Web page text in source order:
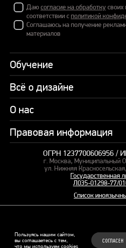
Пользуясь нашим сайтом,
вы соглашаетесь с тем,
что мы используем cookies
СОГЛАСЕН
Даюсогласие на обработкусвоих
соответствии сполитикой
Соглашаюсь на получение
материалов
Обучение
Курсы
Пакетные предложения
Профессии
Подарочные сертификаты
Корпоративное обучение
Курсы для сотрудников
Пакетные предложения
Всё о дизайне
Учебник по презентациям
Банк слайдов
Вебинары
Студия дизайна
Заказать презентацию
О нас
Об академии
СМИ о нас
Правовая информация
Карта сайта
Оферта и лицензия
Политика конфиденциальности
Рекомендательные технологии
ОГРН 1237700606956 /
г. Москва, Муниципальный
ул. Нижняя
Государственная
Л035-01298-77/
Список
© 2015–2026 Бонни и Слайд
Обучающие курсы по